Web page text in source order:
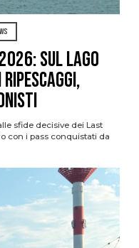
sul Lago
sfide decisive dei Last
con i pass conquistati da